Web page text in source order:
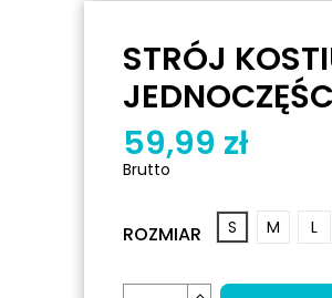
STRÓJ
59,99 zł
Brutto
ROZMIAR S M L